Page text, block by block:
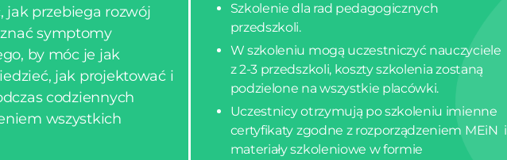
jak przebiega rozwój
symptomy
by móc je jak
jak projektować i
codziennych
wszystkich
Szkolenie dla rad pedagogicznych
przedszkoli.
W szkoleniu mogą uczestniczyć nauczyciele
z 2-3 przedszkoli, koszty szkolenia zostaną
podzielone na wszystkie placówki.
Uczestnicy otrzymują po szkoleniu imienne
certyfikaty zgodne z rozporządzeniem MEiN i
materiały szkoleniowe w formie